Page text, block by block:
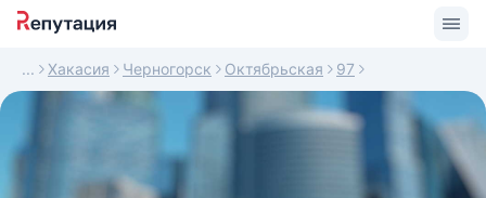
Хакасия Черногорск Октябрьская 97